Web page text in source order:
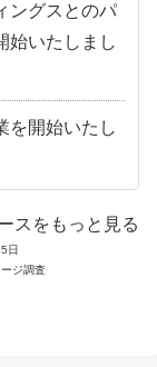
ングスとのパ
始いたしまし
を開始いたし
スをもっと見る
日
ジ調査